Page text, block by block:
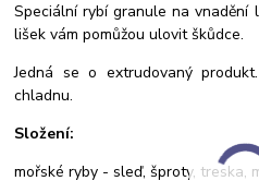
Speciální rybí granule na vnadění
lišek vám pomůžou ulovit škůdce.
Jedná se o extrudovaný
chladnu.
Složení:
mořské ryby - sleď, šproty, treska,